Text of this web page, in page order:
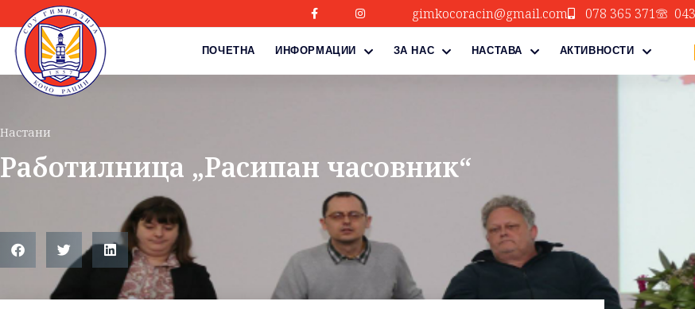
gimkocoracin@gmail.com 078 365 371
ПОЧЕТНА ИНФОРМАЦИИ ЗА НАС НАСТАВА АКТИВНОСТИ
Настани
Работилница „Расипан часовник“